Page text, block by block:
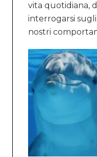
vita quotidiana,
interrogarsi
nostri